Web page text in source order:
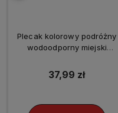
Plecak kolorowy podróżny
wodoodporny miejski
37,99 zł